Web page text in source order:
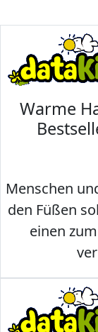
Warme
Menschen
den Füßen
einen